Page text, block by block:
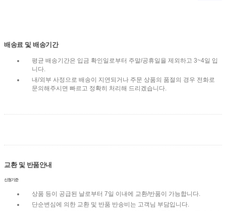
배송료 및 배송기간
평균 배송기간은 입금 확인일로부터 주말/공휴일을 제외하고 3~4일 입
니다.
내/외부 사정으로 배송이 지연되거나 주문 상품의 품절의 경우 전화로
문의해주시면 빠르고 정확히 처리해 드리겠습니다.
교환 및 반품안내
신청기준
상품 등이 공급된 날로부터 7일 이내에 교환/반품이 가능합니다.
단순변심에 의한 교환 및 반품 반송비는 고객님 부담입니다.